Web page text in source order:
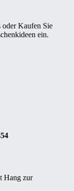
oder Kaufen Sie
ein.
Hang zur